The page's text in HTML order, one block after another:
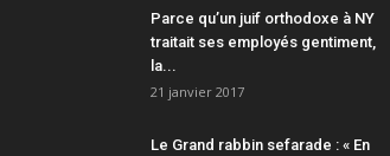
Parce qu’un juif orthodoxe à NY
traitait ses employés gentiment,
la...
21 janvier 2017
Le Grand rabbin sefarade : « En